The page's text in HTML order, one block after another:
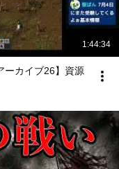
1:44:34
ーカイブ26】資源